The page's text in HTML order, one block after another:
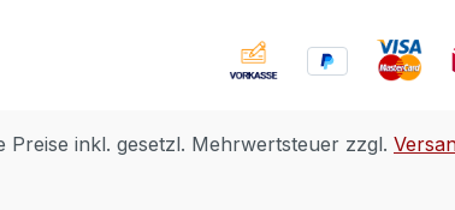
Preise inkl. gesetzl. Mehrwertsteuer zzgl.